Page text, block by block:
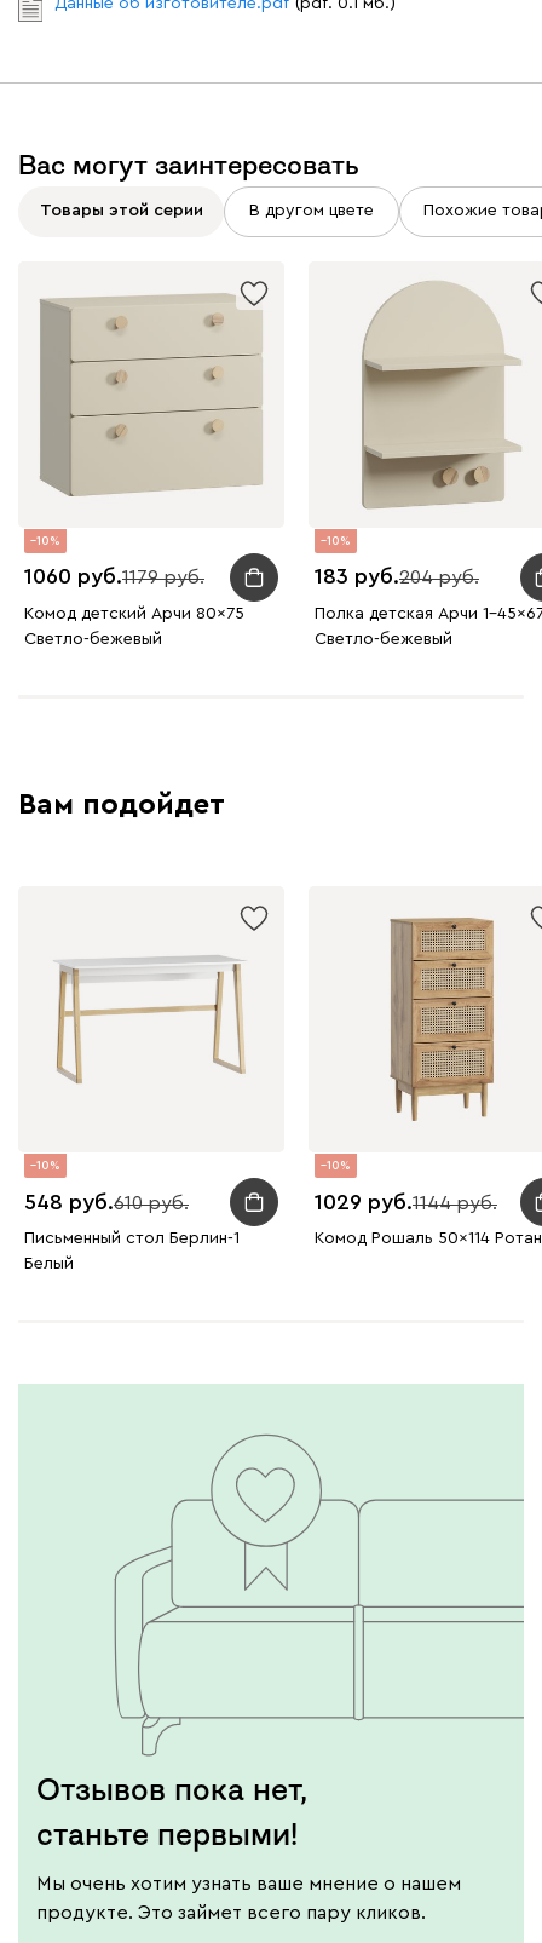
Вас могут заинтересовать
Товары этой серии В другом цвете Похожие
10
1060 1179
Комод детский Арчи 80x75
Светло-бежевый
10
183 204
Полка детская Арчи 1-
Светло-бежевый
Вам подойдет
10
548 610
Письменный стол Берлин-1
Белый
10
1029 1144
Комод Рошаль 50x114
Отзывов пока нет,
станьте первыми!
Мы очень хотим узнать ваше мнение о нашем
продукте. Это займет всего пару кликов.